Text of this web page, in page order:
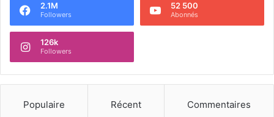
2.1M
Followers
52 500
Abonnés
126k
Followers
Populaire Récent Commentaires